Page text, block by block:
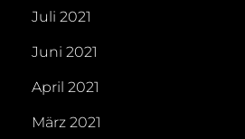
Juli 2021
Juni 2021
April 2021
März 2021